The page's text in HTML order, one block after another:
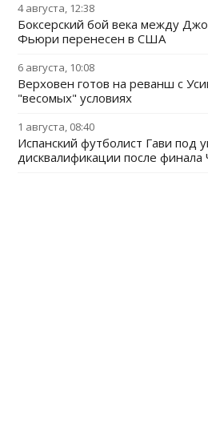
4 августа, 12:38
Боксерский бой века между
Фьюри перенесен в США
6 августа, 10:08
Верховен готов на реванш с
"весомых" условиях
1 августа, 08:40
Испанский футболист Гави под
дисквалификации после